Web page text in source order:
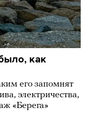
как
его запомнят
электричества,
«Берега»